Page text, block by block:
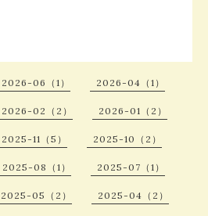
2026-06（1） 2026-04（1）
2026-02（2） 2026-01（2）
2025-11（5） 2025-10（2）
2025-08（1） 2025-07（1）
2025-05（2） 2025-04（2）